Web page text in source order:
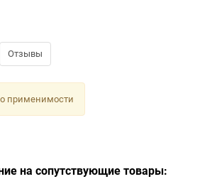
Отзывы
применимости
на сопутствующие товары: